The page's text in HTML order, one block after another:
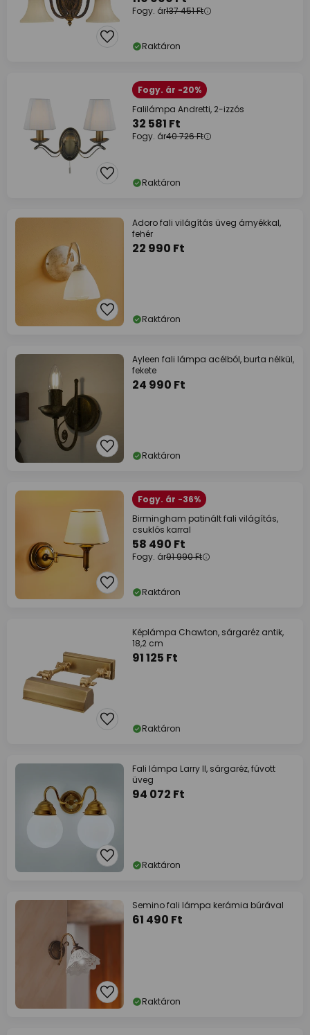
Fogy. ár137 451 Ft
Raktáron
Fogy. ár -20%
Falilámpa Andretti, 2-izzós
32 581 Ft
Fogy. ár40 726 Ft
Raktáron
Adoro fali világítás üveg árnyékkal,
fehér
22 990 Ft
Raktáron
Ayleen fali lámpa acélból, burta nélkül,
fekete
24 990 Ft
Raktáron
Fogy. ár -36%
Birmingham patinált fali világítás,
csuklós karral
58 490 Ft
Fogy. ár91 990 Ft
Raktáron
Képlámpa Chawton, sárgaréz antik,
18,2 cm
91 125 Ft
Raktáron
Fali lámpa Larry II, sárgaréz, fúvott
üveg
94 072 Ft
Raktáron
Semino fali lámpa kerámia búrával
61 490 Ft
Raktáron